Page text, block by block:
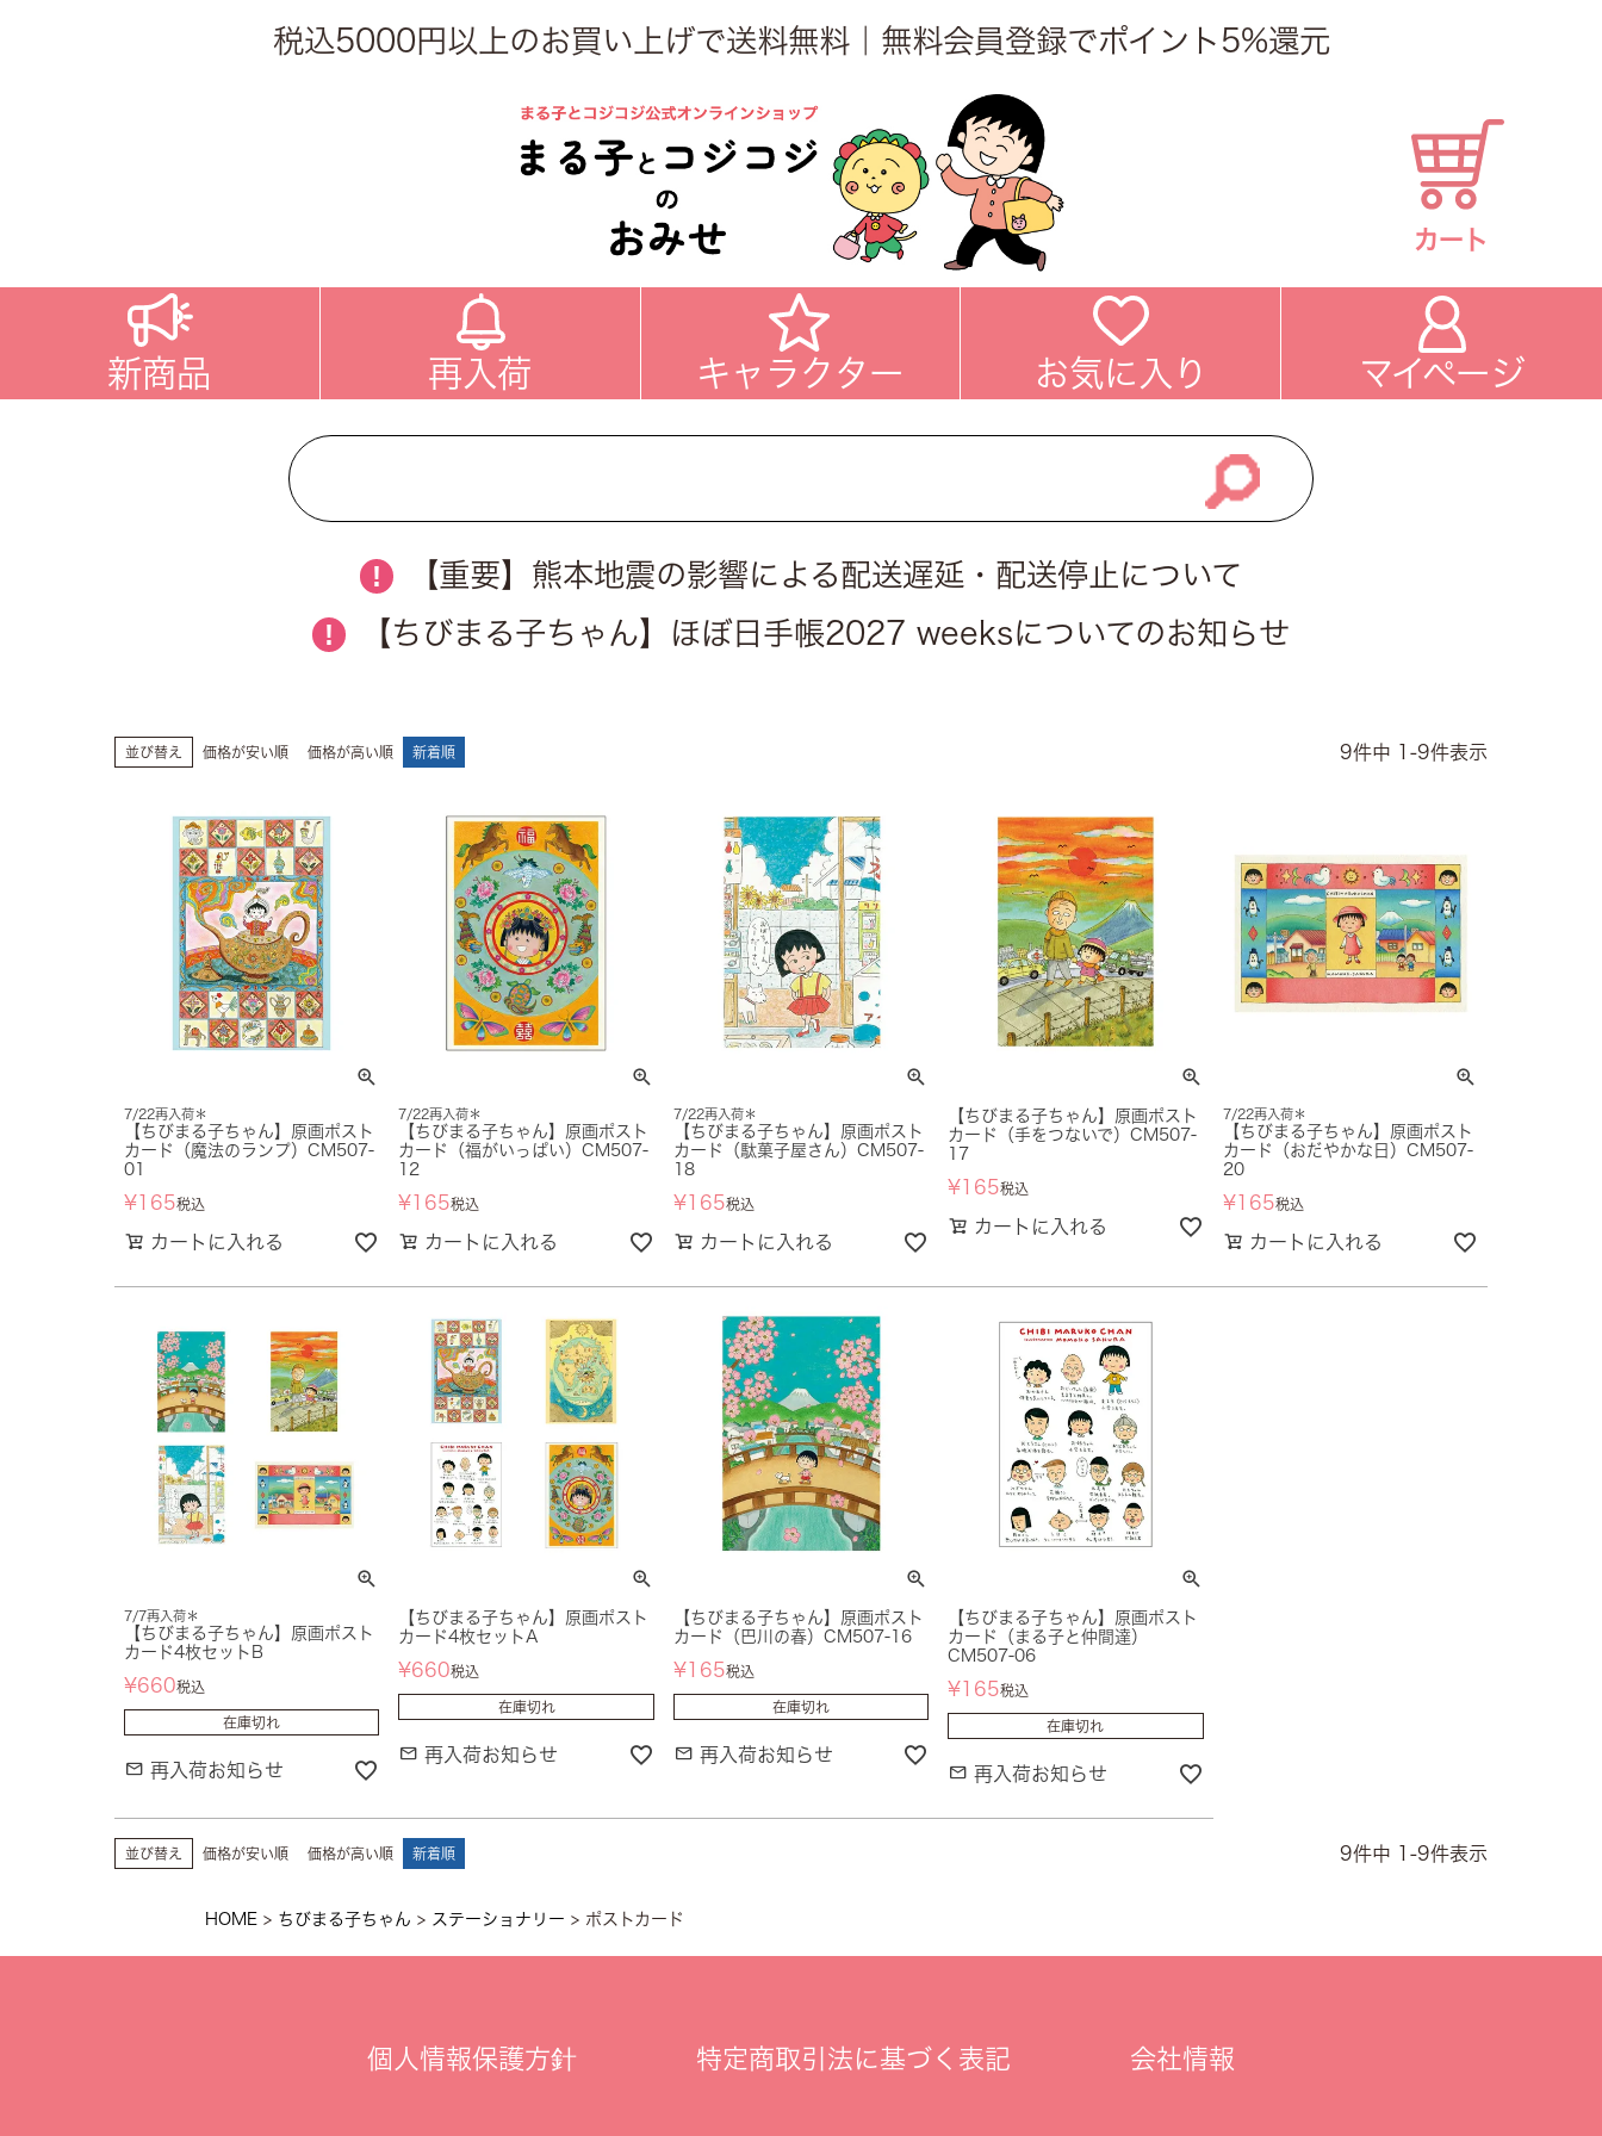
税込5000円以上のお買い上げで送料無料｜無料会員登録でポイント5%還元
カート
新商品 再入荷 キャラクター お気に入り マイページ
! 【重要】熊本地震の影響による配送遅延・配送停止について
! 【ちびまる子ちゃん】ほぼ日手帳2027 weeksについてのお知らせ
並び替え 価格が安い順 価格が高い順 新着順 9件中 1 -9件表示
7/22再入荷＊
【ちびまる子ちゃん】原画ポスト
カード（魔法のランプ）CM507-
01
¥ 165税込
カートに入れる
7/22再入荷＊
【ちびまる子ちゃん】原画ポスト
カード（福がいっぱい）CM507-
12
¥ 165税込
カートに入れる
7/22再入荷＊
【ちびまる子ちゃん】原画ポスト
カード（駄菓子屋さん）CM507-
18
¥ 165税込
カートに入れる
【ちびまる子ちゃん】原画ポスト
カード（手をつないで）CM507-
17
¥ 165税込
カートに入れる
7/22再入荷＊
【ちびまる子ちゃん】原画ポスト
カード（おだやかな日）CM507-
20
¥ 165税込
カートに入れる
7/7再入荷＊
【ちびまる子ちゃん】原画ポスト
カード4枚セットB
¥660税込
在庫切れ
再入荷お知らせ
【ちびまる子ちゃん】原画ポスト
カード4枚セットA
¥660税込
在庫切れ
再入荷お知らせ
【ちびまる子ちゃん】原画ポスト
カード（巴川の春）CM507-16
¥ 165税込
在庫切れ
再入荷お知らせ
【ちびまる子ちゃん】原画ポスト
カード（まる子と仲間達）
CM507-06
¥ 165税込
在庫切れ
再入荷お知らせ
並び替え 価格が安い順 価格が高い順 新着順 9件中 1 -9件表示
HOME ちびまる子ちゃん ステーショナリー ポストカード
個人情報保護方針 特定商取引法に基づく表記 会社情報